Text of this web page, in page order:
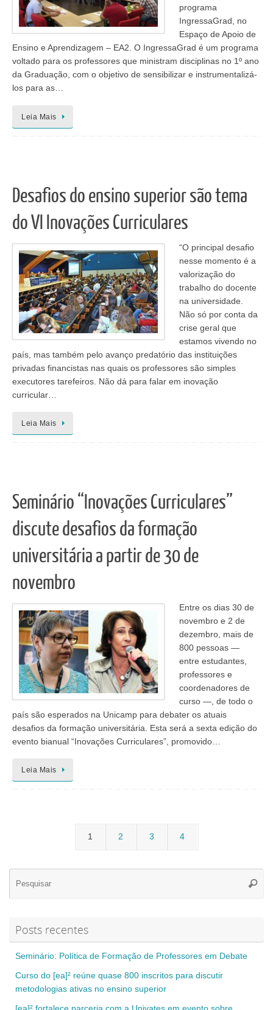
programa
IngressaGrad, no
Espaço de Apoio de
Ensino e Aprendizagem – EA2. O IngressaGrad é um programa
voltado para os professores que ministram disciplinas no 1º ano
da Graduação, com o objetivo de sensibilizar e instrumentalizá-
los para as…
Leia Mais
Desafios do ensino superior são tema
do VI Inovações Curriculares
“O principal desafio
nesse momento é a
valorização do
trabalho do docente
na universidade.
Não só por conta da
crise geral que
estamos vivendo no
país, mas também pelo avanço predatório das instituições
privadas financistas nas quais os professores são simples
executores tarefeiros. Não dá para falar em inovação
curricular…
Leia Mais
Seminário “Inovações Curriculares”
discute desafios da formação
universitária a partir de 30 de
novembro
Entre os dias 30 de
novembro e 2 de
dezembro, mais de
800 pessoas ―
entre estudantes,
professores e
coordenadores de
curso ―, de todo o
país são esperados na Unicamp para debater os atuais
desafios da formação universitária. Esta será a sexta edição do
evento bianual “Inovações Curriculares”, promovido…
Leia Mais
1 2 3 4
Posts recentes
Seminário: Política de Formação de Professores em Debate
Curso do [ea]² reúne quase 800 inscritos para discutir
metodologias ativas no ensino superior